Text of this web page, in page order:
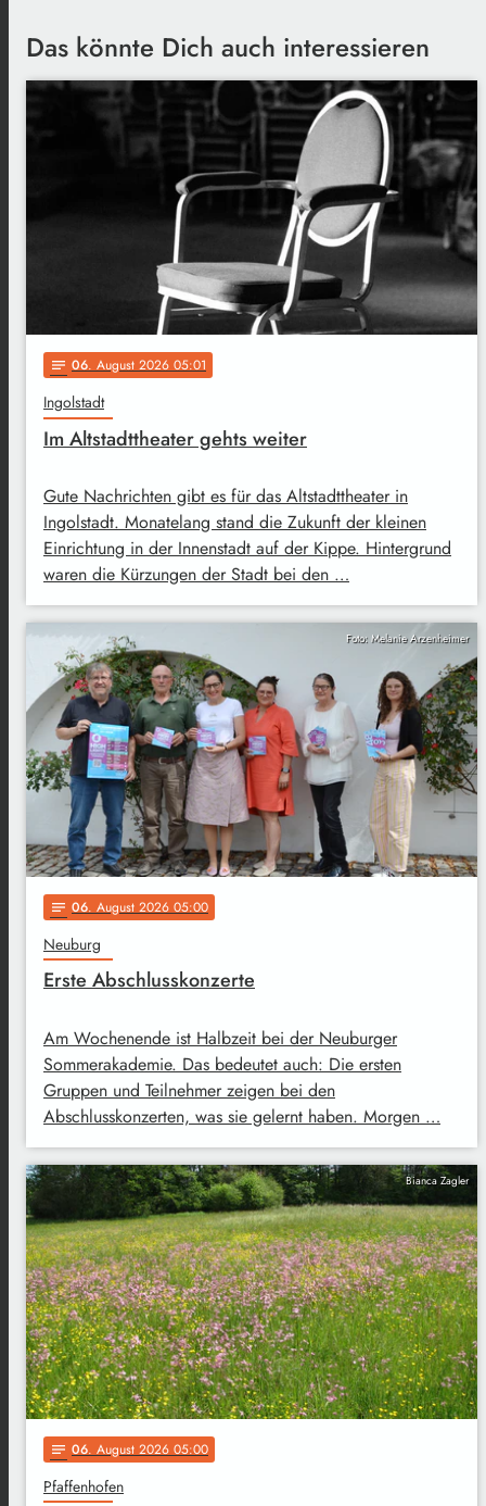
Das könnte Dich auch interessieren
notes 06. August 2026 05:01
Ingolstadt
Im Altstadttheater gehts weiter
Gute Nachrichten gibt es für das Altstadttheater in
Ingolstadt. Monatelang stand die Zukunft der kleinen
Einrichtung in der Innenstadt auf der Kippe. Hintergrund
waren die Kürzungen der Stadt bei den …
Foto: Melanie Arzenheimer
notes 06. August 2026 05:00
Neuburg
Erste Abschlusskonzerte
Am Wochenende ist Halbzeit bei der Neuburger
Sommerakademie. Das bedeutet auch: Die ersten
Gruppen und Teilnehmer zeigen bei den
Abschlusskonzerten, was sie gelernt haben. Morgen …
Bianca Zagler
notes 06. August 2026 05:00
Pfaffenhofen